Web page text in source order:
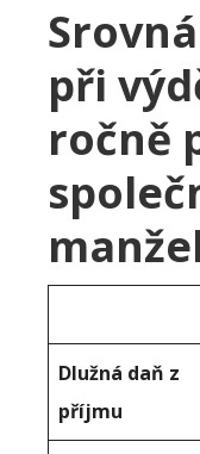
při
ročně
Dlužná daň z
příjmu